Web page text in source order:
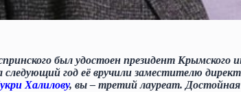
был удостоен президент Крымского
следующий год её вручили заместителю
Халилову, вы – третий лауреат.